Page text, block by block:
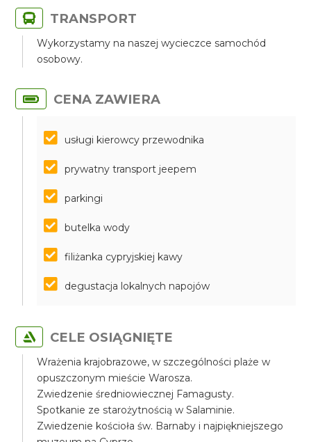
TRANSPORT
Wykorzystamy na naszej wycieczce samochód
osobowy.
CENA ZAWIERA
usługi kierowcy przewodnika
prywatny transport jeepem
parkingi
butelka wody
filiżanka cypryjskiej kawy
degustacja lokalnych napojów
CELE OSIĄGNIĘTE
Wrażenia krajobrazowe, w szczególności plaże w
opuszczonym mieście Warosza.
Zwiedzenie średniowiecznej Famagusty.
Spotkanie ze starożytnością w Salaminie.
Zwiedzenie kościoła św. Barnaby i najpiękniejszego